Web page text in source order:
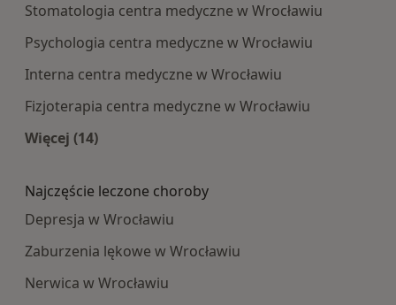
Stomatologia centra medyczne w Wrocławiu
Psychologia centra medyczne w Wrocławiu
Interna centra medyczne w Wrocławiu
Fizjoterapia centra medyczne w Wrocławiu
Więcej (14)
Najczęście leczone choroby
Depresja w Wrocławiu
Zaburzenia lękowe w Wrocławiu
Nerwica w Wrocławiu